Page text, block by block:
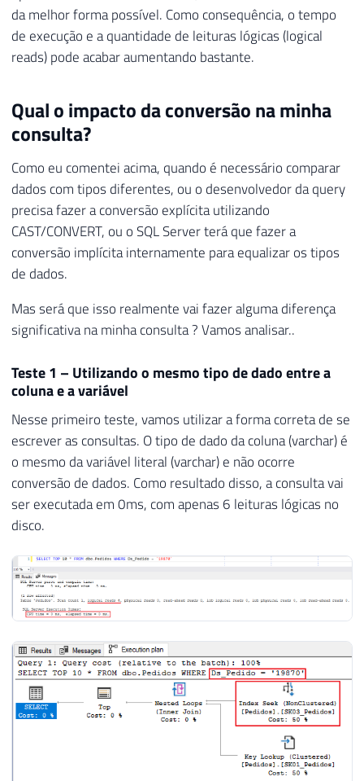
da melhor forma possível. Como consequência, o tempo
de execução e a quantidade de leituras lógicas (logical
reads) pode acabar aumentando bastante.
Qual o impacto da conversão na minha
consulta?
Como eu comentei acima, quando é necessário comparar
dados com tipos diferentes, ou o desenvolvedor da query
precisa fazer a conversão explícita utilizando
CAST/CONVERT, ou o SQL Server terá que fazer a
conversão implícita internamente para equalizar os tipos
de dados.
Mas será que isso realmente vai fazer alguma diferença
significativa na minha consulta ? Vamos analisar..
Teste 1 – Utilizando o mesmo tipo de dado entre a
coluna e a variável
Nesse primeiro teste, vamos utilizar a forma correta de se
escrever as consultas. O tipo de dado da coluna (varchar) é
o mesmo da variável literal (varchar) e não ocorre
conversão de dados. Como resultado disso, a consulta vai
ser executada em 0ms, com apenas 6 leituras lógicas no
disco.